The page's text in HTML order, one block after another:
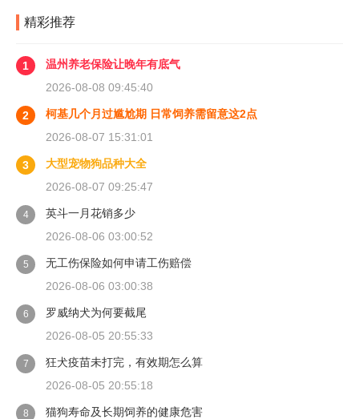
精彩推荐
1
温州养老保险让晚年有底气
2026-08-08 09:45:40
2
柯基几个月过尴尬期 日常饲养需留意这2点
2026-08-07 15:31:01
3
大型宠物狗品种大全
2026-08-07 09:25:47
4
英斗一月花销多少
2026-08-06 03:00:52
5
无工伤保险如何申请工伤赔偿
2026-08-06 03:00:38
6
罗威纳犬为何要截尾
2026-08-05 20:55:33
7
狂犬疫苗未打完，有效期怎么算
2026-08-05 20:55:18
8 猫狗寿命及长期饲养的健康危害